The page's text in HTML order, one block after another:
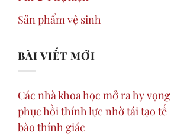
Sản phẩm vệ sinh
BÀI VIẾT MỚI
Các nhà khoa học mở ra hy vọng
phục hồi thính lực nhờ tái tạo tế
bào thính giác